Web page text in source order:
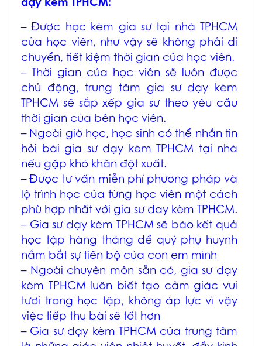
dạy kèm TPHCM:
– Được học kèm gia sư tại nhà TPHCM
của học viên, như vậy sẽ không phải di
chuyển, tiết kiệm thời gian của học viên.
– Thời gian của học viên sẽ luôn được
chủ động, trung tâm gia sư dạy kèm
TPHCM sẽ sắp xếp gia sư theo yêu cầu
thời gian của bên học viên.
– Ngoài giờ học, học sinh có thể nhắn tin
hỏi bài gia sư dạy kèm TPHCM tại nhà
nếu gặp khó khăn đột xuất.
– Được tư vấn miễn phí phương pháp và
lộ trình học của từng học viên một cách
phù hợp nhất với gia sư day kèm TPHCM.
– Gia sư dạy kèm TPHCM sẽ báo kết quả
học tập hàng tháng để quý phụ huynh
nắm bắt sự tiến bộ của con em mình
– Ngoài chuyên môn sẵn có, gia sư dạy
kèm TPHCM luôn biết tạo cảm giác vui
tươi trong học tập, không áp lực vì vậy
việc tiếp thu bài sẽ tốt hơn
– Gia sư dạy kèm TPHCM của trung tâm